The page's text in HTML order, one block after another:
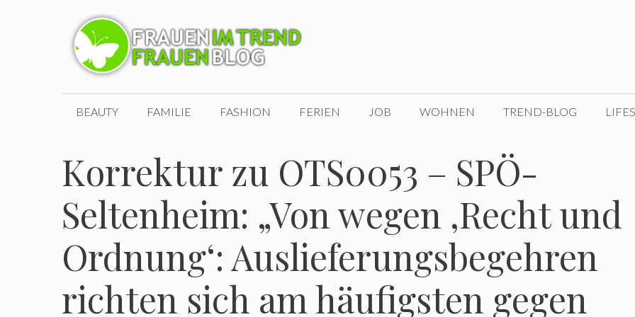
BEAUTY FAMILIE FASHION FERIEN JOB WOHNEN TREND-BLOG
Korrektur zu OTS0053 – SPÖ-
Seltenheim: „Von wegen ‚Recht und
Ordnung‘: Auslieferungsbegehren
richten sich am häufigsten gegen